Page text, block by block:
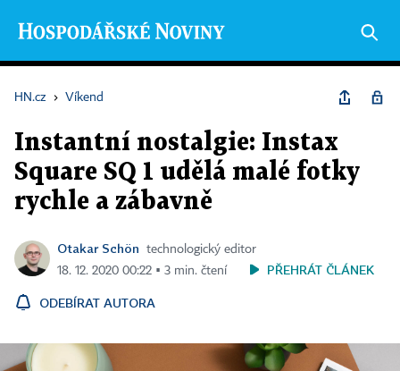
HN.cz › Víkend
Instantní nostalgie: Instax
Square SQ 1 udělá malé fotky
rychle a zábavně
Otakar Schön
technologický editor
18. 12. 2020 00:22 ▪ 3 min. čtení
PŘEHRÁT ČLÁNEK
ODEBÍRAT AUTORA